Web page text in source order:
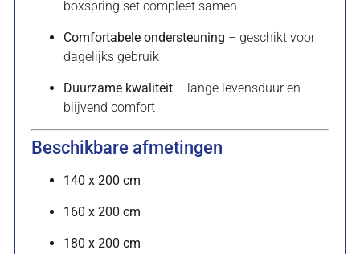
boxspring set compleet samen
Comfortabele ondersteuning – geschikt voor
dagelijks gebruik
Duurzame kwaliteit– lange levensduur en
blijvend comfort
Beschikbare afmetingen
140 x 200 cm
160 x 200 cm
180 x 200 cm